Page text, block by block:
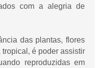
com a alegria de
das plantas, flores
é poder assistir
reproduzidas em